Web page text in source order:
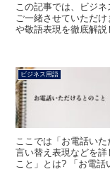
この記事では、ビジ
ご一緒させていただ
や敬語表現を徹底解説
ビジネス用語
ここでは「お電話いた
言い替え表現などを
こと」とは? 「お電話